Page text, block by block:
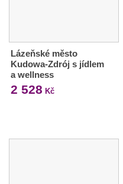
Lázeňské město
Kudowa-Zdrój s jídlem
a wellness
2 528 Kč